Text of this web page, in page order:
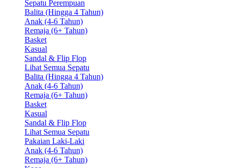
Sepatu Perempuan
Balita (Hingga 4 Tahun)
Anak (4-6 Tahun)
Remaja (6+ Tahun)
Basket
Kasual
Sandal & Flip Flop
Lihat Semua Sepatu
Balita (Hingga 4 Tahun)
Anak (4-6 Tahun)
Remaja (6+ Tahun)
Basket
Kasual
Sandal & Flip Flop
Lihat Semua Sepatu
Pakaian Laki-Laki
Anak (4-6 Tahun)
Remaja (6+ Tahun)